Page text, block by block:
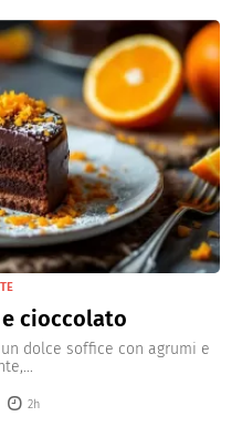
cioccolato
dolce soffice con agrumi e
2h